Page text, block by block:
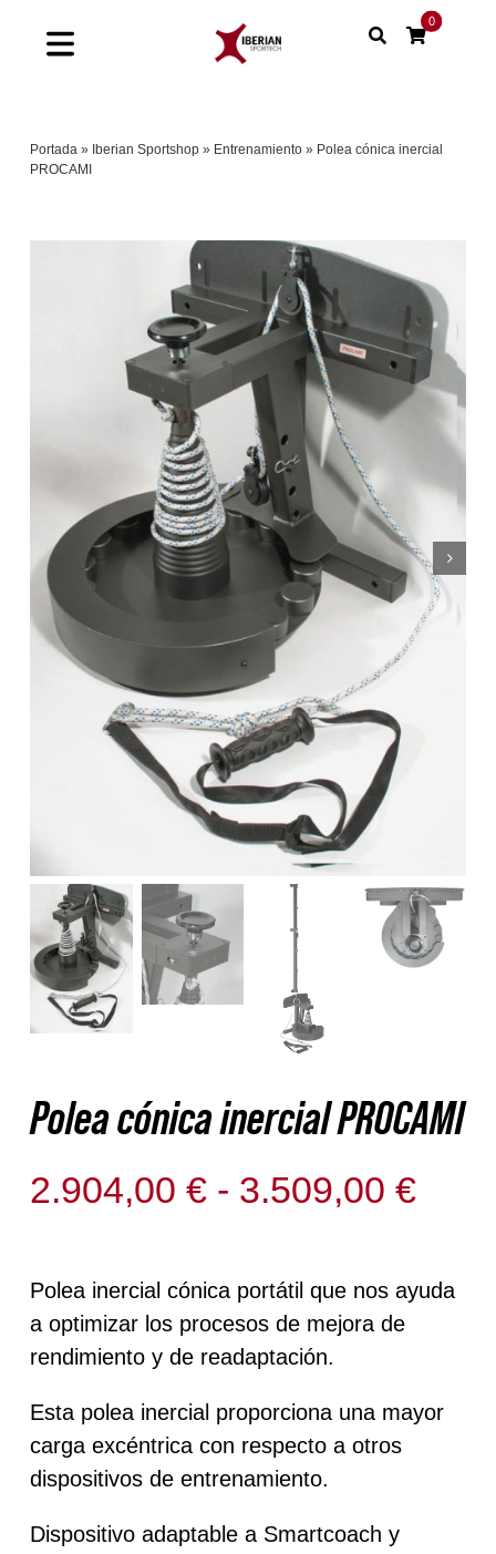
Toggle
Nuestras marcas
Contacto
Mi cuenta
0
Portada » Iberian Sportshop » Entrenamiento » Polea cónica inercial
PROCAMI
Polea cónica inercial PROCAMI
2.904,00€ - 3.509,00€
Polea inercial cónica portátil que nos ayuda
a optimizar los procesos de mejora de
rendimiento y de readaptación.
Esta polea inercial proporciona una mayor
carga excéntrica con respecto a otros
dispositivos de entrenamiento.
Dispositivo adaptable a Smartcoach y